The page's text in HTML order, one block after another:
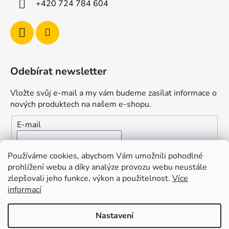
Používáme cookies, abychom Vám umožnili pohodlné
prohlížení webu a díky analýze provozu webu neustále
zlepšovali jeho funkce, výkon a použitelnost. Více
informací
Nastavení
+420 724 784 604
Odebírat newsletter
Vložte svůj e-mail a my vám budeme zasílat informace o
nových produktech na našem e-shopu.
E-mail
Vložením e-mailu souhlasíte s
podmínkami ochrany
osobních údajů
PŘIHLÁSIT SE